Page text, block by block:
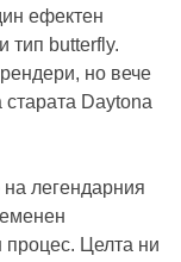
ефектен
тип butterfly.
но вече
старата Daytona
легендарния
процес. Целта ни